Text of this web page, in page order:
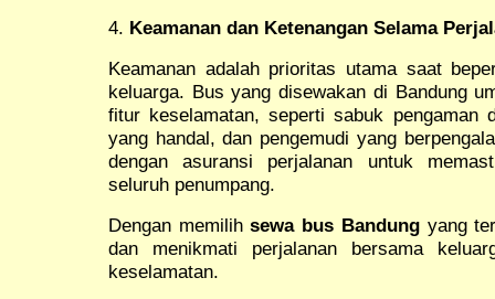
4. Keamanan dan Ketenangan Selama
Keamanan adalah prioritas utama saat
keluarga. Bus yang disewakan di Bandung
fitur keselamatan, seperti sabuk pengaman
yang handal, dan pengemudi yang
dengan asuransi perjalanan untuk
seluruh penumpang.
Dengan memilihsewa bus Bandungyang
dan menikmati perjalanan bersama
keselamatan.